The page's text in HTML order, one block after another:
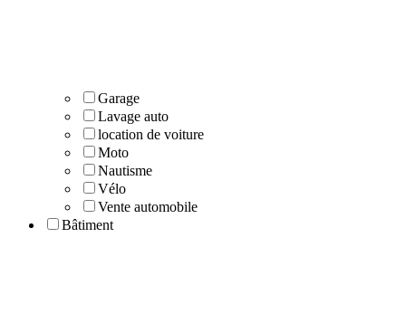
Garage
Lavage auto
location de voiture
Moto
Nautisme
Vélo
Vente automobile
Bâtiment